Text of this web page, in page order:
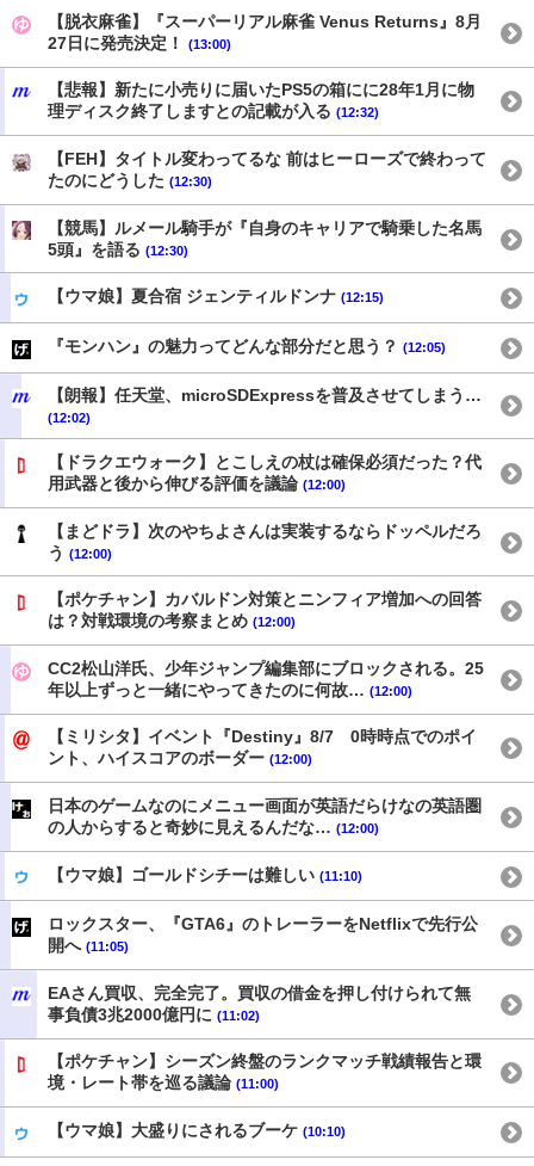
【脱衣麻雀】『スーパーリアル麻雀 Venus Returns』8月
27日に発売決定！
(13:00)
【悲報】新たに小売りに届いたPS5の箱にに28年1月に物
理ディスク終了しますとの記載が入る (12:32)
【FEH】タイトル変わってるな 前はヒーローズで終わって
たのにどうした (12:30)
【競馬】ルメール騎手が『自身のキャリアで騎乗した名馬
5頭』を語る (12:30)
【ウマ娘】夏合宿 ジェンティルドンナ (12:15)
『モンハン』の魅力ってどんな部分だと思う？ (12:05)
【朗報】任天堂、microSDExpressを普及させてしまう…
(12:02)
【ドラクエウォーク】とこしえの杖は確保必須だった？代
用武器と後から伸びる評価を議論 (12:00)
【まどドラ】次のやちよさんは実装するならドッペルだろ
う (12:00)
【ポケチャン】カバルドン対策とニンフィア増加への回答
は？対戦環境の考察まとめ (12:00)
CC2松山洋氏、少年ジャンプ編集部にブロックされる。25
年以上ずっと一緒にやってきたのに何故… (12:00)
【ミリシタ】イベント『Destiny』8/7 0時時点でのポイ
ント、ハイスコアのボーダー (12:00)
日本のゲームなのにメニュー画面が英語だらけなの英語圏
の人からすると奇妙に見えるんだな… (12:00)
【ウマ娘】ゴールドシチーは難しい (11:10)
ロックスター、『GTA6』のトレーラーをNetflixで先行公
開へ (11:05)
EAさん買収、完全完了。買収の借金を押し付けられて無
事負債3兆2000億円に (11:02)
【ポケチャン】シーズン終盤のランクマッチ戦績報告と環
境・レート帯を巡る議論 (11:00)
【ウマ娘】大盛りにされるブーケ (10:10)